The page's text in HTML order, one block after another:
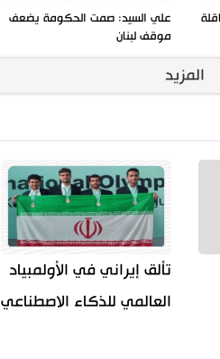
علي السيد: صمت الحكومة يضعف
موقف لبنان
المزيد
تألق إيراني في الأولمبياد
العالمي للذكاء الاصطناعي